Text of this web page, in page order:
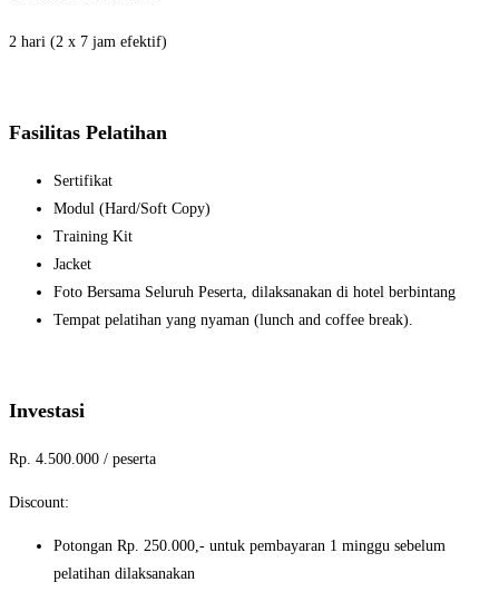
2 hari (2 x 7 jam efektif)
Fasilitas Pelatihan
Sertifikat
Modul (Hard/Soft Copy)
Training Kit
Jacket
Foto Bersama Seluruh Peserta, dilaksanakan di hotel berbintang
Tempat pelatihan yang nyaman (lunch and coffee break).
Investasi
Rp. 4.500.000 / peserta
Discount:
Potongan Rp. 250.000,- untuk pembayaran 1 minggu sebelum
pelatihan dilaksanakan